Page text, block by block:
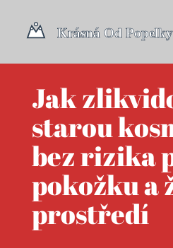
Jak
starou
bez rizika
pokožku a
prostředí